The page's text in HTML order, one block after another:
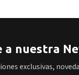
a nuestra
exclusivas,